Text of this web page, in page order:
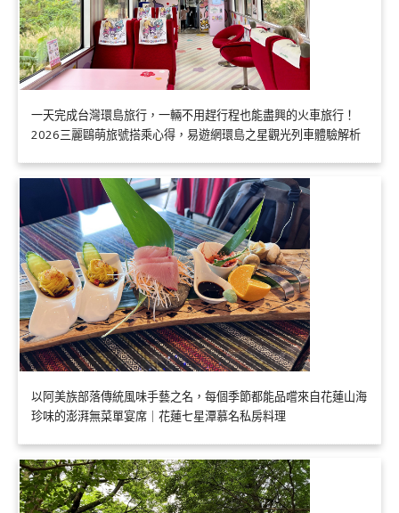
一天完成台灣環島旅行，一輛不用趕行程也能盡興的火車旅行！
2026三麗鷗萌旅號搭乘心得，易遊網環島之星觀光列車體驗解析
以阿美族部落傳統風味手藝之名，每個季節都能品嚐來自花蓮山海
珍味的澎湃無菜單宴席｜花蓮七星潭慕名私房料理